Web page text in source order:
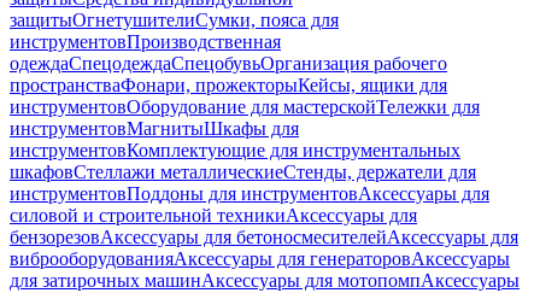
защитыОгнетушителиСумки, пояса для
инструментовПроизводственная
одеждаСпецодеждаСпецобувьОрганизация рабочего
пространстваФонари, прожекторыКейсы, ящики для
инструментовОборудование для мастерскойТележки для
инструментовМагнитыШкафы для
инструментовКомплектующие для инструментальных
шкафовСтеллажи металлическиеСтенды, держатели для
инструментовПоддоны для инструментовАксессуары для
силовой и строительной техникиАксессуары для
бензорезовАксессуары для бетоносмесителейАксессуары для
виброоборудованияАксессуары для генераторовАксессуары
для затирочных машинАксессуары для мотопомпАксессуары